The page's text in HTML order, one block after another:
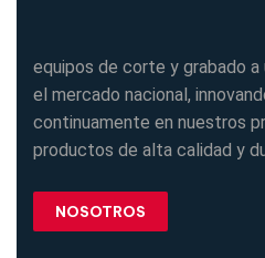
equipos de corte y grabado
el mercado nacional,
continuamente en nuestros
productos de alta calidad y
NOSOTROS